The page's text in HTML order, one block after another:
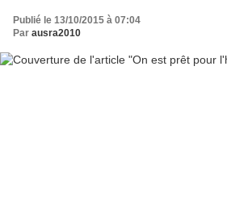
Publié le 13/10/2015 à 07:04
Par ausra2010